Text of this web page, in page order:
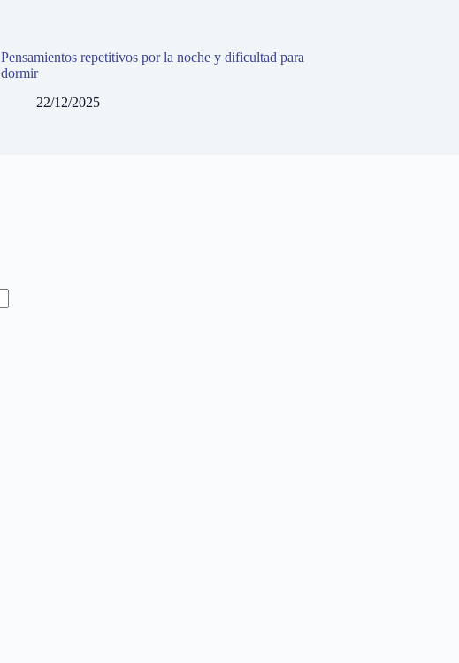
Pensamientos repetitivos por la noche y dificultad para
dormir
22/12/2025